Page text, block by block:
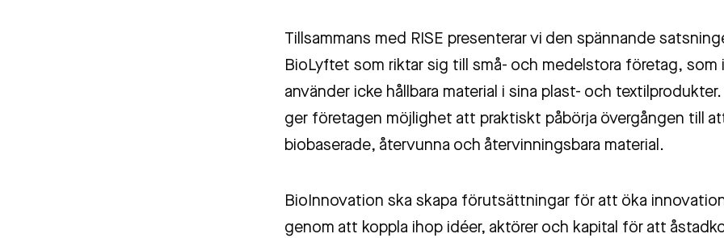
Tillsammans med RISE presenterar vi den spännande
BioLyftet som riktar sig till små- och medelstora företag, som
använder icke hållbara material i sina plast- och
ger företagen möjlighet att praktiskt påbörja övergången till
biobaserade, återvunna och återvinningsbara material.
BioInnovation ska skapa förutsättningar för att öka
genom att koppla ihop idéer, aktörer och kapital för att